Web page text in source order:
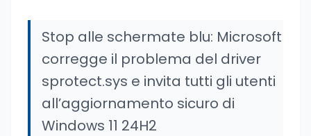
Stop alle schermate blu: Microsoft
corregge il problema del driver
sprotect.sys e invita tutti gli utenti
all’aggiornamento sicuro di
Windows 11 24H2